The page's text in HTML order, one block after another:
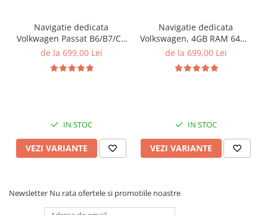
Navigatie dedicata
Volkwagen Passat B6/B7/CC
Gri, 4GB RAM 64GB ROM,
Display QLED 10", DSP,
de la 699,00 Lei
IN STOC
VEZI VARIANTE
Navigatie dedicata
Volkswagen, 4GB RAM 64GB
ROM, Quadcore, Android
Carplay&Android Auto,
de la 699,00 Lei
IN STOC
VEZI VARIANTE
Newsletter Nu rata ofertele si promotiile noastre